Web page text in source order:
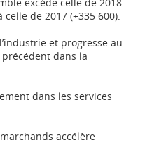
de 2017 (+335 600).
et progresse au
dans la
dans les services
accélère